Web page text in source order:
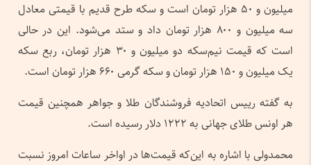
میلیون و ۵۰ هزار تومان است و سکه طرح قدیم با قیمتی معادل
سه میلیون و ۸۰۰ هزار تومان داد و ستد می‌شود. این در حالی
است که قیمت نیم‌سکه دو میلیون و ۳۰ هزار تومان، ربع سکه
یک میلیون و ۱۵۰ هزار تومان و سکه گرمی ۶۶۰ هزار تومان است.
به گفته رییس اتحادیه فروشندگان طلا و جواهر همچنین قیمت
هر اونس طلای جهانی به ۱۲۲۲ دلار رسیده است.
محمدولی با اشاره به این‌که قیمت‌ها در اواخر ساعات امروز نسبت